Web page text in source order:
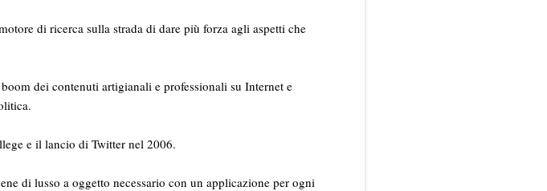
di ricerca sulla strada di dare più forza agli aspetti che
dei contenuti artigianali e professionali su Internet e
e il lancio di Twitter nel 2006.
di lusso a oggetto necessario con un applicazione per ogni